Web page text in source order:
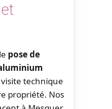
pose de
technique
propriété. Nos